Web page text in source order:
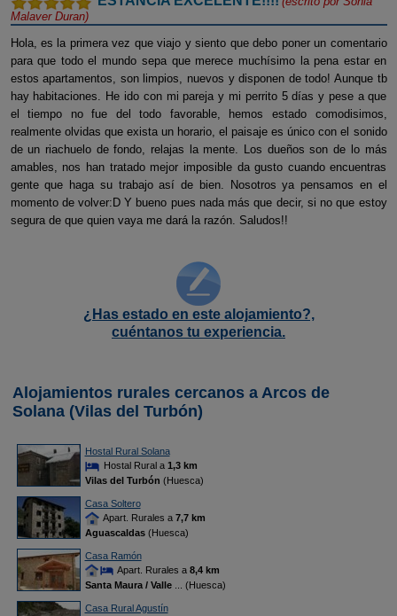
Malaver Duran)
Hola, es la primera vez que viajo y siento que debo poner un comentario
para que todo el mundo sepa que merece muchísimo la pena estar en
estos apartamentos, son limpios, nuevos y disponen de todo! Aunque tb
hay habitaciones. He ido con mi pareja y mi perrito 5 días y pese a que
el tiempo no fue del todo favorable, hemos estado comodisimos,
realmente olvidas que exista un horario, el paisaje es único con el sonido
de un riachuelo de fondo, relajas la mente. Los dueños son de lo más
amables, nos han tratado mejor imposible da gusto cuando encuentras
gente que haga su trabajo así de bien. Nosotros ya pensamos en el
momento de volver:D Y bueno pues nada más que decir, si no que estoy
segura de que quien vaya me dará la razón. Saludos!!
¿Has estado en este alojamiento?,
cuéntanos tu experiencia.
Alojamientos rurales cercanos a Arcos de
Solana (Vilas del Turbón)
Hostal Rural Solana
Hostal Rural a 1,3 km
Vilas del Turbón (Huesca)
Casa Soltero
Apart. Rurales a 7,7 km
Aguascaldas(Huesca)
Casa Ramón
Apart. Rurales a 8,4 km
Santa Maura / Valle
... (Huesca)
Casa Rural Agustín